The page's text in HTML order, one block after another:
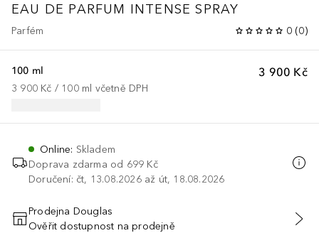
EAU DE PARFUM INTENSE SPRAY
Parfém 0 (0)
3 900 Kč
100 ml
3 900 Kč / 100 ml včetně DPH
Online: Skladem
Doprava zdarma od 699 Kč
Doručení: čt, 13.08.2026 až út, 18.08.2026
PŘIDAT DO KOŠÍKU
Prodejna Douglas
Ověřit dostupnost na prodejně